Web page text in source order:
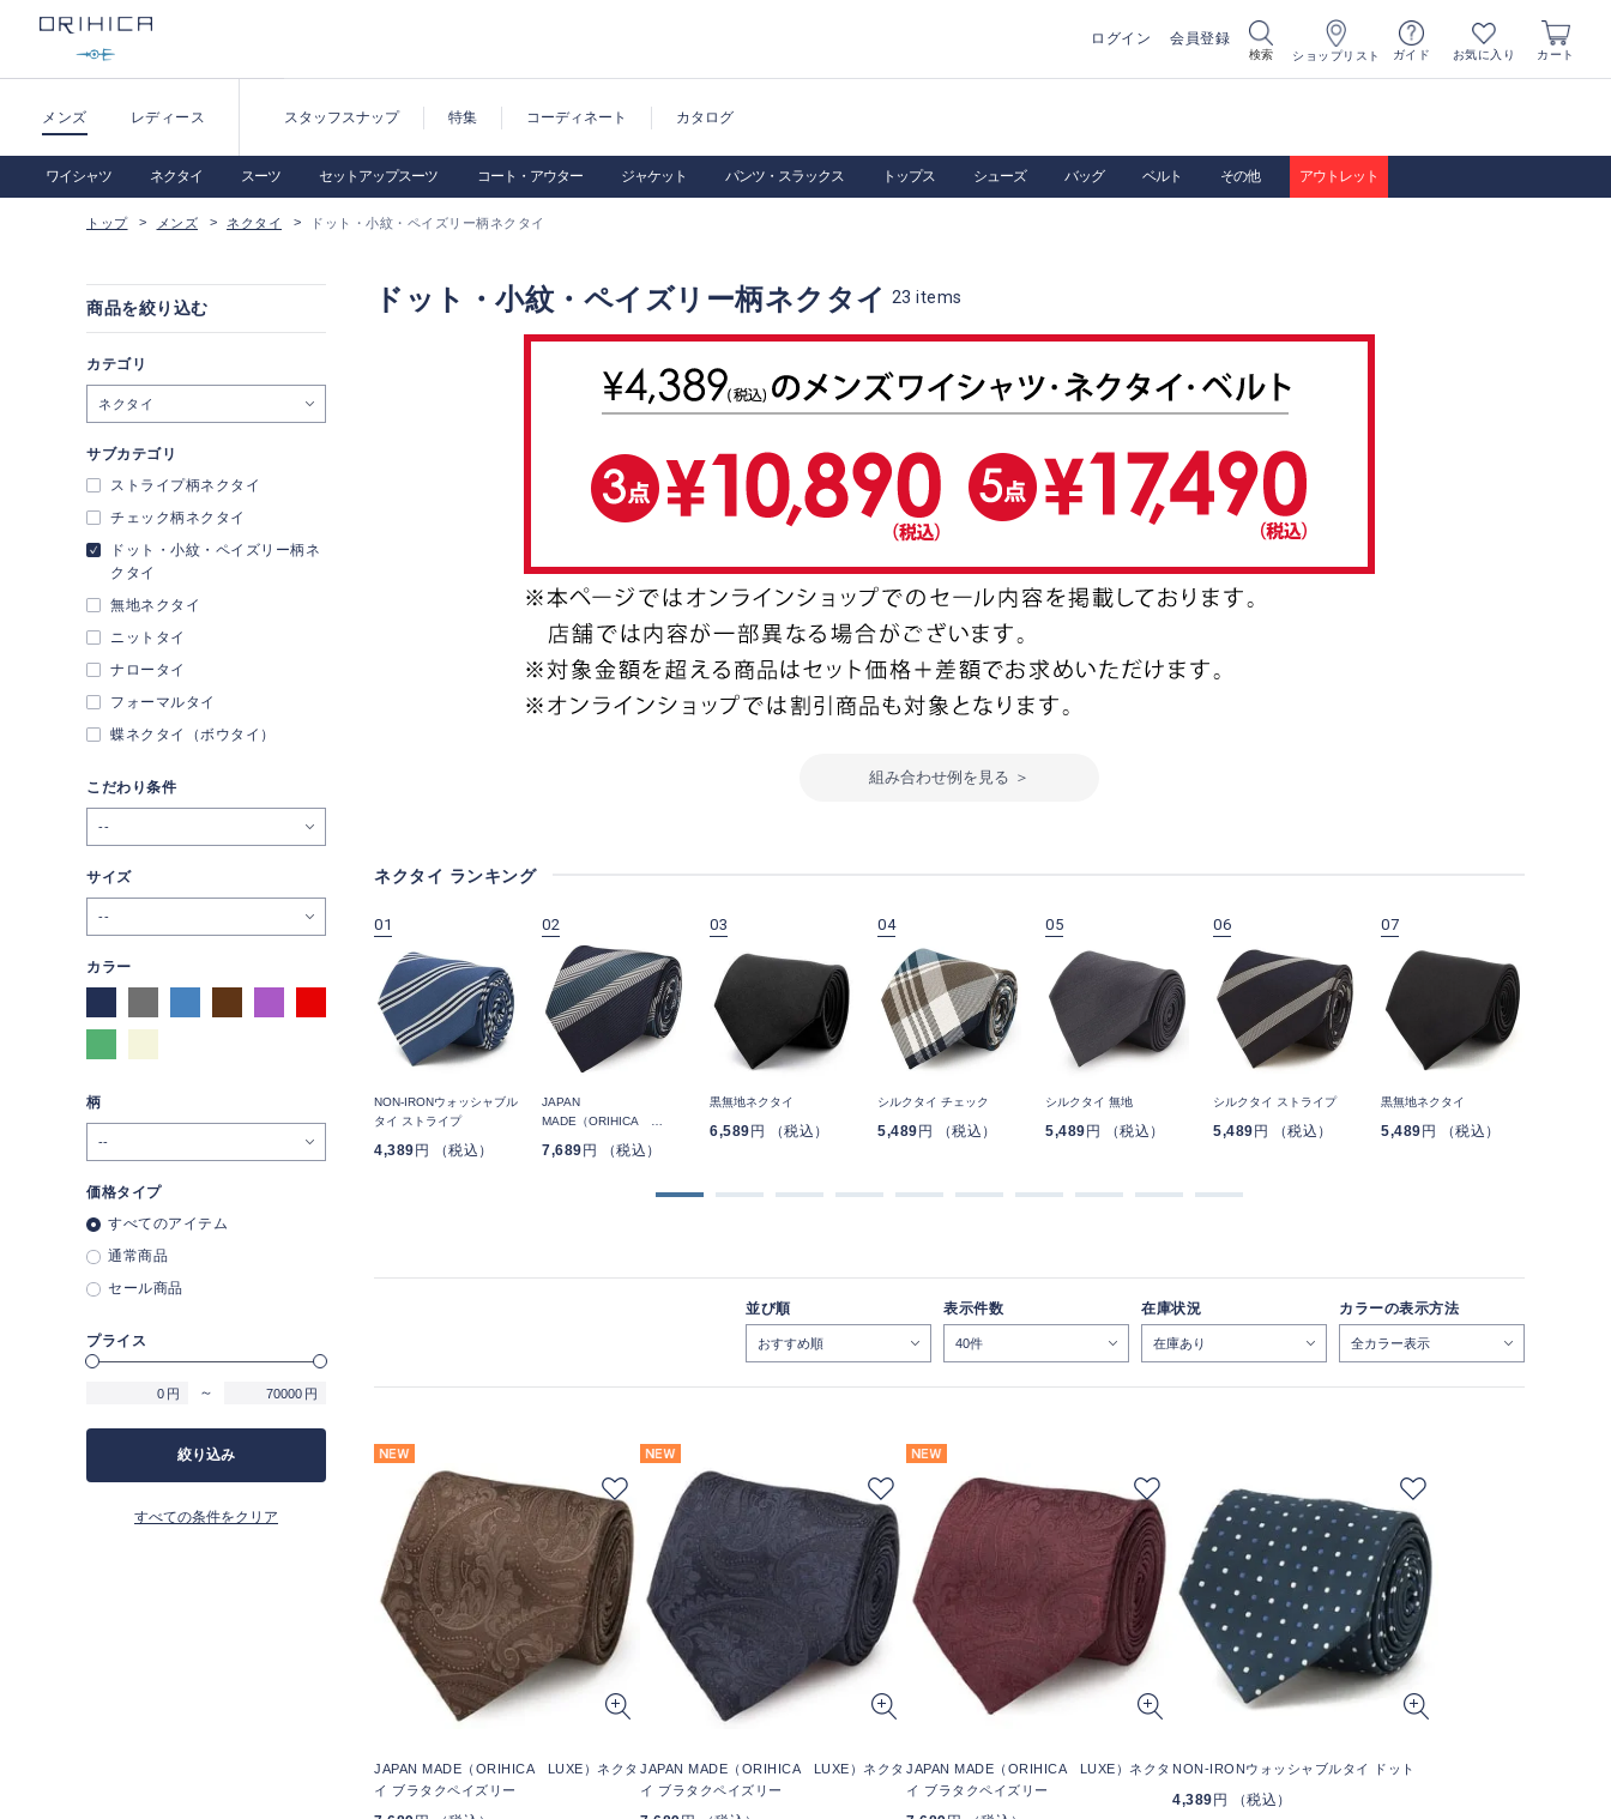
ログイン 会員登録
検索 ショップリスト ガイド お気に入り カート
メンズ レディース スタッフスナップ 特集 コーディネート カタログ
ワイシャツ ネクタイ スーツ セットアップスーツ コート・アウター ジャケット パンツ・スラックス トップス シューズ バッグ ベルト その他 アウトレット
トップ メンズ ネクタイ ドット・小紋・ペイズリー柄ネクタイ
ドット・小紋・ペイズリー柄ネクタイ 23 items
組み合わせ例を見る ＞
ネクタイ ランキング
NON-IRONウォッシャブル
タイ ストライプ
タイ ドット
01
NON-IRONウォッシャブル
タイ ストライプ
4,389 円 （税込）
02
JAPAN
MADE（ORIHICA
ストライプ
7,689 円 （税込）
03
黒無地ネクタイ
6,589 円 （税込）
04
シルクタイ チェック
5,489 円 （税込）
05
シルクタイ 無地
5,489 円 （税込）
06
シルクタイ ストライプ
5,489 円 （税込）
07
黒無地ネクタイ
5,489 円 （税込）
並び順 表示件数 在庫状況 カラーの表示方法
JAPAN MADE（ORIHICA LUXE）ネクタ
イ ブラタクペイズリー
JAPAN MADE（ORIHICA LUXE）ネクタ
イ ブラタクペイズリー
JAPAN MADE（ORIHICA LUXE）ネクタ
イ ブラタクペイズリー
NON-IRONウォッシャブルタイ ドット
4,389 円 （税込）
商品を絞り込む
カテゴリ
ネクタイ
サブカテゴリ
ストライプ柄ネクタイ
チェック柄ネクタイ
ドット・小紋・ペイズリー柄ネ
クタイ
無地ネクタイ
ニットタイ
ナロータイ
フォーマルタイ
蝶ネクタイ（ボウタイ）
こだわり条件
--
サイズ
--
カラー
柄
価格タイプ
すべてのアイテム
通常商品
セール商品
プライス
円 ～ 円
絞り込み
すべての条件をクリア